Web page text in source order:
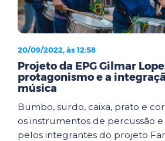
20/09/2022, às 12:58
Projeto da EPG Gilmar
protagonismo e a
música
Bumbo, surdo, caixa, prato e
os instrumentos de percussão
pelos integrantes do projeto